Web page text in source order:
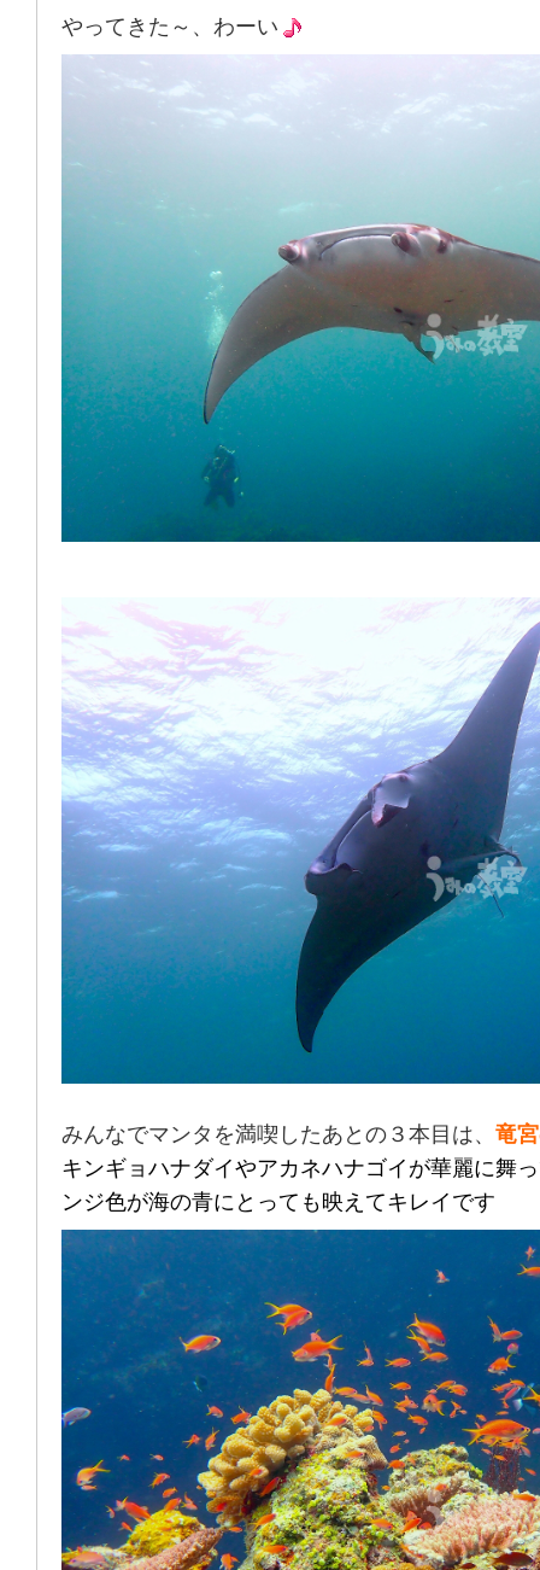
やってきた～、わーい
みんなでマンタを満喫したあとの３本目は、 竜
キンギョハナダイやアカネハナゴイが華麗に舞
ンジ色が海の青にとっても映えてキレイです